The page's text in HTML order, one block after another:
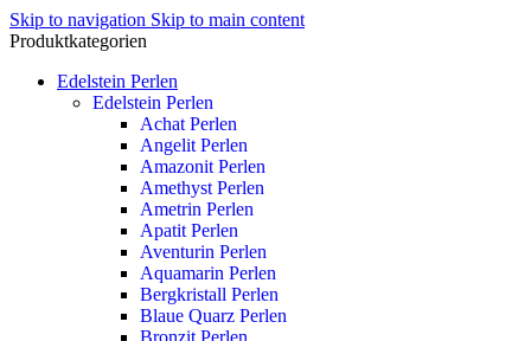
Skip to navigation Skip to main content
Produktkategorien
Edelstein Perlen
Edelstein Perlen
Achat Perlen
Angelit Perlen
Amazonit Perlen
Amethyst Perlen
Ametrin Perlen
Apatit Perlen
Aventurin Perlen
Aquamarin Perlen
Bergkristall Perlen
Blaue Quarz Perlen
Bronzit Perlen